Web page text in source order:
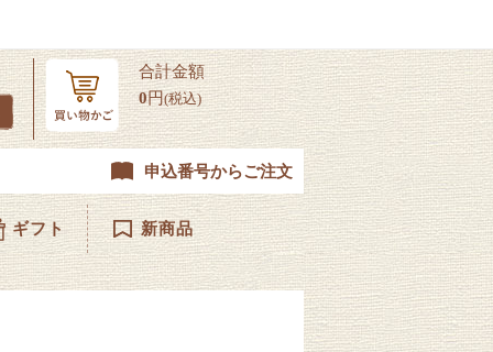
合計金額
0円(税込)
申込番号からご注文
ギフト 新商品